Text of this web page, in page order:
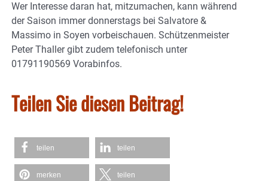
Wer Interesse daran hat, mitzumachen, kann während
der Saison immer donnerstags bei Salvatore &
Massimo in Soyen vorbeischauen. Schützenmeister
Peter Thaller gibt zudem telefonisch unter
01791190569 Vorabinfos.
Teilen Sie diesen Beitrag!
teilen teilen
merken teilen